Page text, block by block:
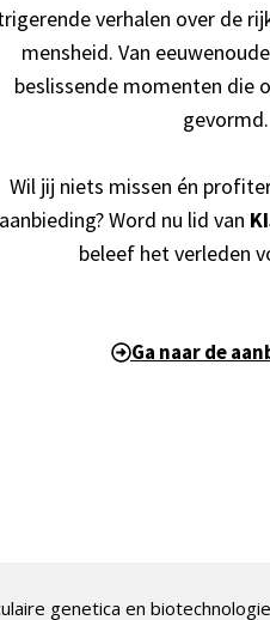
verhalen over de
mensheid. Van
beslissende momenten die
gevormd.
Wil jij niets missen én
Word nu lid van
beleef het verleden
Ga naar de
genetica en